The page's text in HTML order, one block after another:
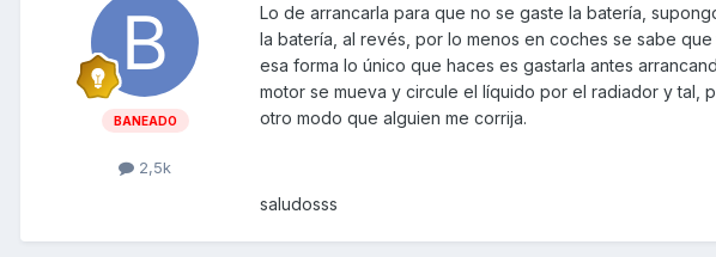
BANEADO
2,5k
Lo de arrancarla para que no se gaste la batería,
la batería, al revés, por lo menos en coches se sabe
esa forma lo único que haces es gastarla antes
motor se mueva y circule el líquido por el radiador y tal,
otro modo que alguien me corrija.
saludosss